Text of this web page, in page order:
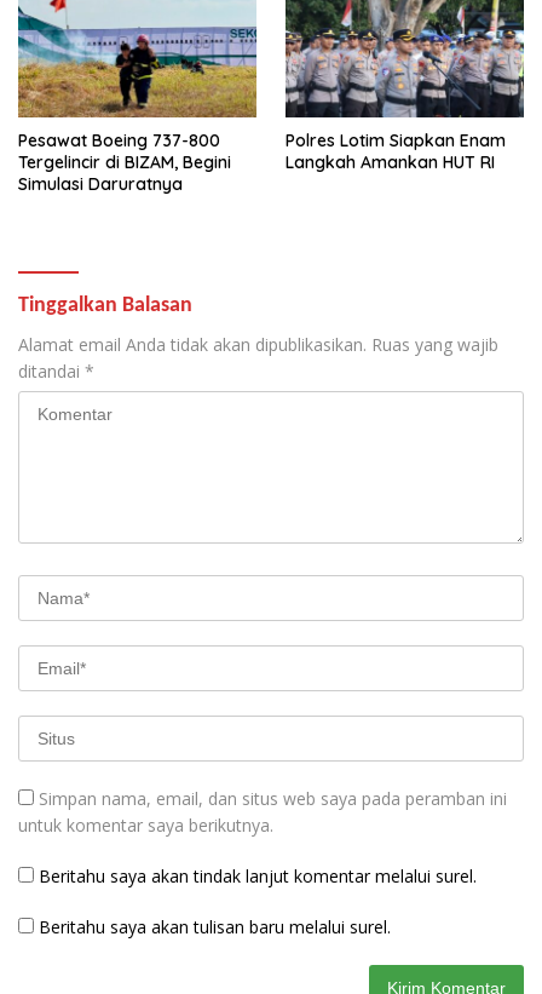
Pesawat Boeing 737-800
Tergelincir di BIZAM, Begini
Simulasi Daruratnya
Polres Lotim Siapkan Enam
Langkah Amankan HUT RI
Tinggalkan Balasan
Alamat email Anda tidak akan dipublikasikan. Ruas yang wajib
ditandai *
Simpan nama, email, dan situs web saya pada peramban ini
untuk komentar saya berikutnya.
Beritahu saya akan tindak lanjut komentar melalui surel.
Beritahu saya akan tulisan baru melalui surel.